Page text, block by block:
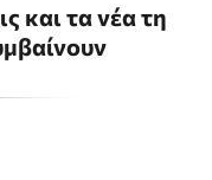
και τα νέα τη